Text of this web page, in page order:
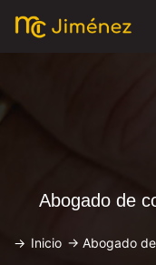
Abogado de
-> Inicio -> Abogado